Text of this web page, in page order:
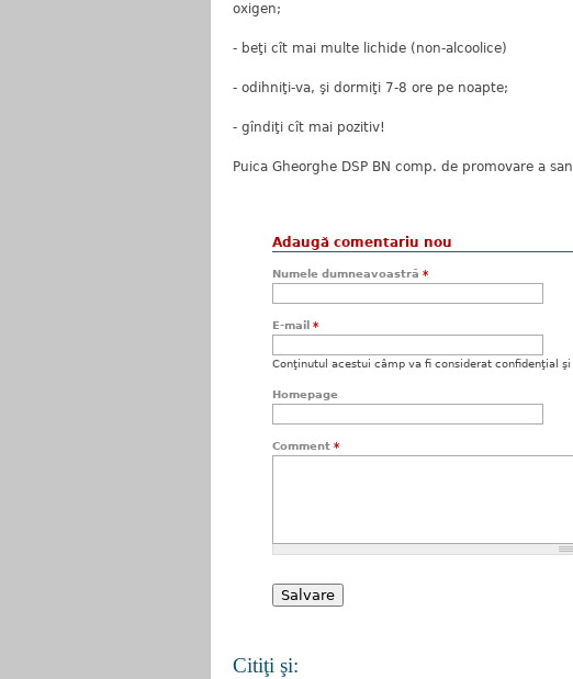
oxigen;
- beţi cît mai multe lichide (non-alcoolice)
- odihniţi-va, şi dormiţi 7-8 ore pe noapte;
- gîndiţi cît mai pozitiv!
Puica Gheorghe DSP BN comp. de promovare a
Adaugă comentariu nou
Numele dumneavoastră *
E-mail *
Conţinutul acestui câmp va fi considerat confidenţial şi
Homepage
Comment *
Citiţi şi: